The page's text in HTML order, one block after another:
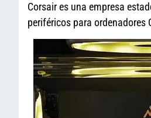
Corsair es una empresa
periféricos para ordenadores